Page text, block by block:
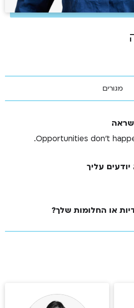
מגורים
Opportunities don't
עליך
או החלומות שלך?